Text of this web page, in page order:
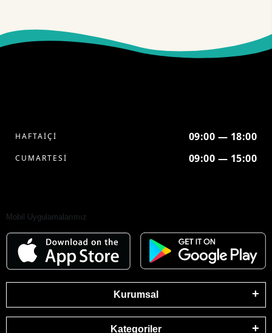
HAFTAİÇİ 09:00 — 18:00
CUMARTESİ 09:00 — 15:00
Mobil Uygulamalarımız
Kurumsal
Kategoriler